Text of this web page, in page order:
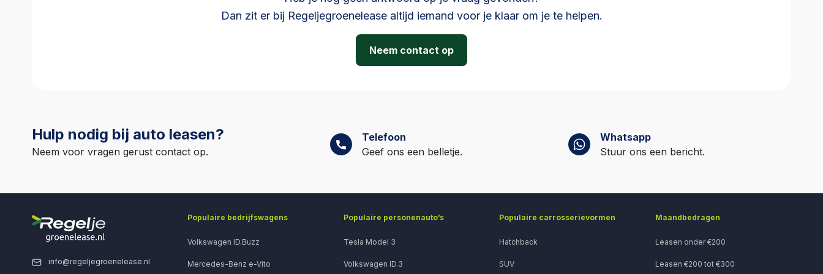
mogelijkheden om te leasen. Vaak wordt een klant met een H-codering wel gevraagd
Deze aanbetaling verlaagt op zijn beurt weer het maandbedrag, omdat er in minder
Dan zit er bij Regeljegroenelease altijd iemand voor je klaar om je te helpen.
Neem contact op
Hulp nodig bij auto leasen?
Neem voor vragen gerust contact op.
Telefoon
Geef ons een belletje.
Whatsapp
Stuur ons een bericht.
info@regeljegroenelease.nl
Populaire bedrijfswagens
Volkswagen ID.Buzz
Mercedes-Benz e-Vito
Populaire personenauto’s
Tesla Model 3
Volkswagen ID.3
Populaire carrosserievormen
Hatchback
SUV
Maandbedragen
Leasen onder €200
Leasen €200 tot €300